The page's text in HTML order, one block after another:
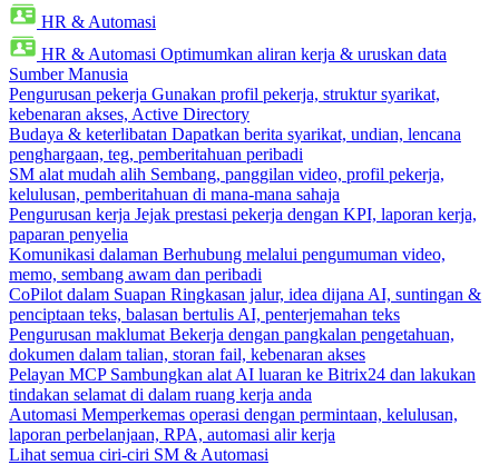
HR & Automasi
HR & Automasi Optimumkan aliran kerja & uruskan data
Sumber Manusia
Pengurusan pekerja Gunakan profil pekerja, struktur syarikat,
kebenaran akses, Active Directory
Budaya & keterlibatan Dapatkan berita syarikat, undian, lencana
penghargaan, teg, pemberitahuan peribadi
SM alat mudah alih Sembang, panggilan video, profil pekerja,
kelulusan, pemberitahuan di mana-mana sahaja
Pengurusan kerja Jejak prestasi pekerja dengan KPI, laporan kerja,
paparan penyelia
Komunikasi dalaman Berhubung melalui pengumuman video,
memo, sembang awam dan peribadi
CoPilot dalam Suapan Ringkasan jalur, idea dijana AI, suntingan &
penciptaan teks, balasan bertulis AI, penterjemahan teks
Pengurusan maklumat Bekerja dengan pangkalan pengetahuan,
dokumen dalam talian, storan fail, kebenaran akses
Pelayan MCP Sambungkan alat AI luaran ke Bitrix24 dan lakukan
tindakan selamat di dalam ruang kerja anda
Automasi Memperkemas operasi dengan permintaan, kelulusan,
laporan perbelanjaan, RPA, automasi alir kerja
Lihat semua ciri-ciri SM & Automasi